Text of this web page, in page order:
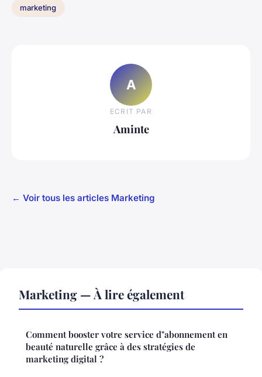
marketing
A
ECRIT PAR
Aminte
← Voir tous les articles Marketing
Marketing — À lire également
Comment booster votre service d"abonnement en
beauté naturelle grâce à des stratégies de
marketing digital ?